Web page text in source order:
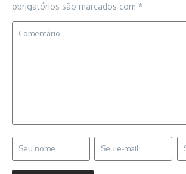
obrigatórios são marcados com *